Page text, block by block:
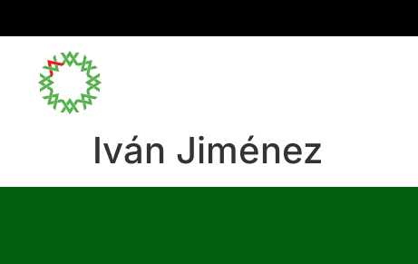
Iván Jiménez